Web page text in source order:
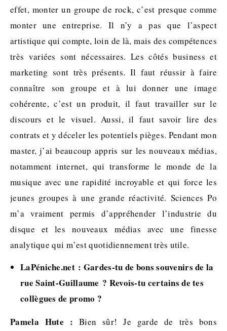
effet, monter un groupe de rock, c’est presque comme
monter une entreprise. Il n’y a pas que l’aspect
artistique qui compte, loin de là, mais des compétences
très variées sont nécessaires. Les côtés business et
marketing sont très présents. Il faut réussir à faire
connaître son groupe et à lui donner une image
cohérente, c’est un produit, il faut travailler sur le
discours et le visuel. Aussi, il faut savoir lire des
contrats et y déceler les potentiels pièges. Pendant mon
master, j’ai beaucoup appris sur les nouveaux médias,
notamment internet, qui transforme le monde de la
musique avec une rapidité incroyable et qui force les
jeunes groupes à une grande réactivité. Sciences Po
m’a vraiment permis d’appréhender l’industrie du
disque et les nouveaux médias avec une finesse
analytique qui m’est quotidiennement très utile.
LaPéniche.net : Gardes-tu de bons souvenirs de la
rue Saint-Guillaume ? Revois-tu certains de tes
collègues de promo ?
Pamela Hute : Bien sûr! Je garde de très bons